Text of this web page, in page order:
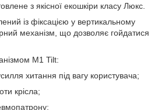
з якісної екошкіри класу Люкс.
із фіксацією у вертикальному
механізм, що дозволяє гойдатися
M1 Tilt:
хитання під вагу користувача;
крісла;